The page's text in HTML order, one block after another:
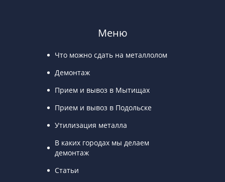
Меню
Что можно сдать на металлолом
Демонтаж
Прием и вывоз в Мытищах
Прием и вывоз в Подольске
Утилизация металла
В каких городах мы делаем
демонтаж
Статьи